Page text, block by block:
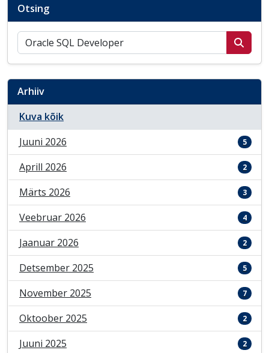
Otsing
Otsi postitusi
Arhiiv
Kuva kõik
Juuni 2026
5
Aprill 2026 2
Märts 2026 3
Veebruar 2026 4
Jaanuar 2026 2
Detsember 2025 5
November 2025 7
Oktoober 2025 2
Juuni 2025 2